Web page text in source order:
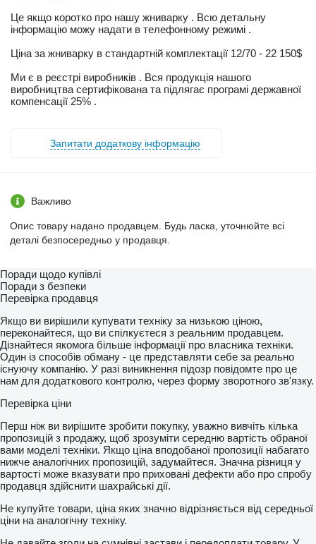
Це якщо коротко про нашу жниварку . Всю детальну
інформацію можу надати в телефонному режимі .
Ціна за жниварку в стандартній комплектації 12/70 - 22 150$
Ми є в реєстрі виробників . Вся продукція нашого
виробництва сертифікована та підлягає програмі державної
компенсації 25% .
Запитати додаткову інформацію
Важливо
Опис товару надано продавцем. Будь ласка, уточнюйте всі
деталі безпосередньо у продавця.
Поради щодо купівлі
Поради з безпеки
Перевірка продавця
Якщо ви вирішили купувати техніку за низькою ціною,
переконайтеся, що ви спілкуєтеся з реальним продавцем.
Дізнайтеся якомога більше інформації про власника техніки.
Один із способів обману - це представляти себе за реально
існуючу компанію. У разі виникнення підозр повідомте про це
нам для додаткового контролю, через форму зворотного зв'язку.
Перевірка ціни
Перш ніж ви вирішите зробити покупку, уважно вивчіть кілька
пропозицій з продажу, щоб зрозуміти середню вартість обраної
вами моделі техніки. Якщо ціна вподобаної пропозиції набагато
нижче аналогічних пропозицій, задумайтеся. Значна різниця у
вартості може вказувати про приховані дефекти або про спробу
продавця здійснити шахрайські дії.
Не купуйте товари, ціна яких значно відрізняється від середньої
ціни на аналогічну техніку.